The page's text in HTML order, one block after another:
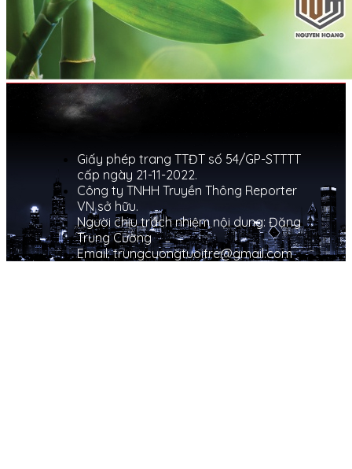
Giấy phép trang TTĐT số 54/GP-STTTT
cấp ngày 21-11-2022.
Công ty TNHH Truyền Thông Reporter
VN sở hữu.
Người chịu trách nhiệm nội dung: Đặng
Trung Cường
Email: trungcuongtuoitre@gmail.com